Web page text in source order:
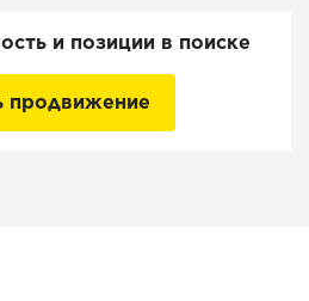
и позиции в поиске
продвижение